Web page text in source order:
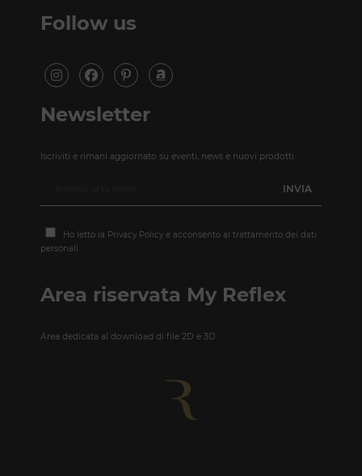
Follow us
Newsletter
Iscriviti e rimani aggiornato su eventi, news e nuovi prodotti.
Ho letto la Privacy Policy e acconsento al trattamento dei dati
personali
Area riservata My Reflex
Area dedicata al download di file 2D e 3D